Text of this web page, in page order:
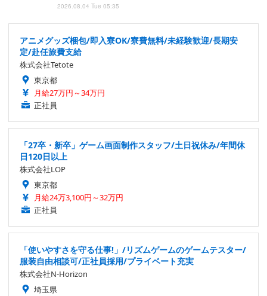
2026.08.04 Tue 05:35
アニメグッズ梱包/即入寮OK/寮費無料/未経験歓迎/長期安
定/赴任旅費支給
株式会社Tetote
東京都
月給27万円～34万円
正社員
「27卒・新卒」ゲーム画面制作スタッフ/土日祝休み/年間休
日120日以上
株式会社LOP
東京都
月給24万3,100円～32万円
正社員
「使いやすさを守る仕事!」/リズムゲームのゲームテスター/
服装自由相談可/正社員採用/プライベート充実
株式会社N-Horizon
埼玉県